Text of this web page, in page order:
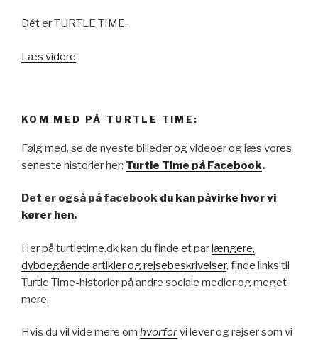
Dét er TURTLE TIME.
Læs videre
KOM MED PÅ TURTLE TIME:
Følg med, se de nyeste billeder og videoer og læs vores
seneste historier her: Turtle Time på Facebook.
Det er også på facebook du kan påvirke hvor vi
kører hen.
Her på turtletime.dk kan du finde et parlængere,
dybdegående artikler og rejsebeskrivelser, finde links til
Turtle Time-historier på andre sociale medier og meget
mere.
Hvis du vil vide mere om hvorforvi lever og rejser som vi